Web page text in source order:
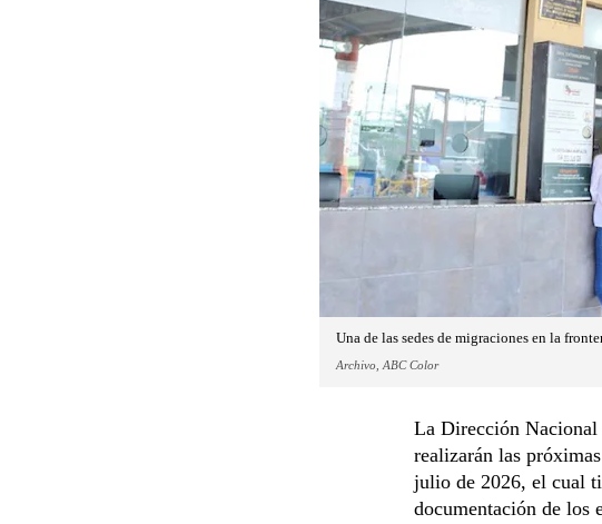
Una de las sedes de migraciones en la
Archivo, ABC Color
La Dirección
realizarán las
julio de 2026, el cual
documentación de los